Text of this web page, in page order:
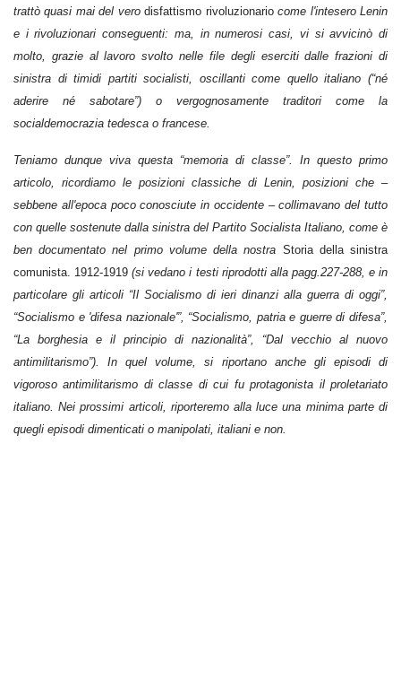
trattò quasi mai del verodisfattismo rivoluzionariocome l'intesero Lenin
e i rivoluzionari conseguenti: ma, in numerosi casi, vi si avvicinò di
molto, grazie al lavoro svolto nelle file degli eserciti dalle frazioni di
sinistra di timidi partiti socialisti, oscillanti come quello italiano (“né
aderire né sabotare”) o vergognosamente traditori come la
socialdemocrazia tedesca o francese.
Teniamo dunque viva questa “memoria di classe”. In questo primo
articolo, ricordiamo le posizioni classiche di Lenin, posizioni che –
sebbene all'epoca poco conosciute in occidente – collimavano del tutto
con quelle sostenute dalla sinistra del Partito Socialista Italiano, come è
ben documentato nel primo volume della nostra Storia della sinistra
comunista. 1912-1919(si vedano i testi riprodotti alla pagg.227-288, e in
particolare gli articoli “Il Socialismo di ieri dinanzi alla guerra di oggi”,
“Socialismo e 'difesa nazionale'”, “Socialismo, patria e guerre di difesa”,
“La borghesia e il principio di nazionalità”, “Dal vecchio al nuovo
antimilitarismo”). In quel volume, si riportano anche gli episodi di
vigoroso antimilitarismo di classe di cui fu protagonista il proletariato
italiano. Nei prossimi articoli, riporteremo alla luce una minima parte di
quegli episodi dimenticati o manipolati, italiani e non.